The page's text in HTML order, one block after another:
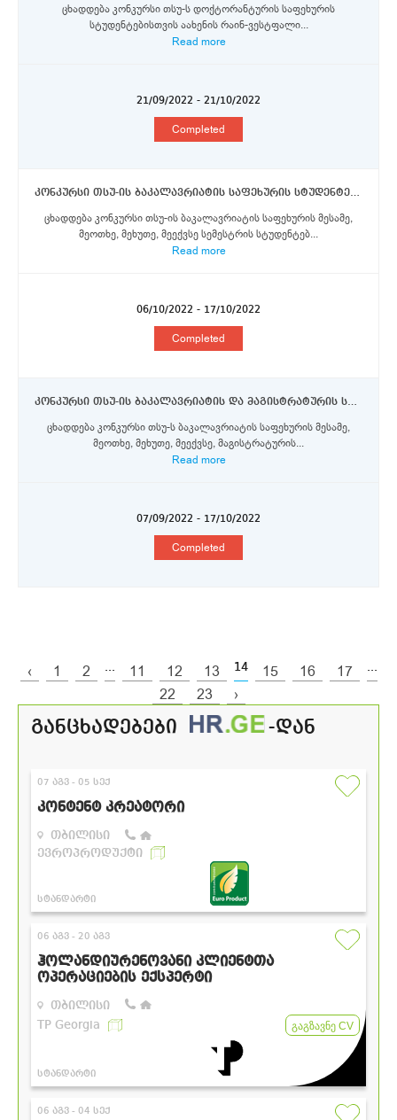
ცხადდება კონკურსი თსუ-ს დოქტორანტურის საფეხურის
სტუდენტებისთვის აახენის რაინ-ვესტფალი...
Read more
21/09/2022 - 21/10/2022
Completed
კონკურსი თსუ-ის ბაკალავრიატის საფეხურის სტუდენტებისთვის ლიმერიკის უნივერსიტეტში ერაზმუს+ პროგრამის სტიპენდიების მოსაპოვებლად
ცხადდება კონკურსი თსუ-ის ბაკალავრიატის საფეხურის მესამე,
მეოთხე, მეხუთე, მეექვსე სემესტრის სტუდენტებ...
Read more
06/10/2022 - 17/10/2022
Completed
კონკურსი თსუ-ის ბაკალავრიატის და მაგისტრატურის საფეხურის სტუდენტებისთვის ვენეციის კა’ფოსკარის უნივერსიტეტში ერაზმუს+ პროგრამის სტიპენდიების მოსაპოვებლად
ცხადდება კონკურსი თსუ-ს ბაკალავრიატის საფეხურის მესამე,
მეოთხე, მეხუთე, მეექვსე, მაგისტრატურის...
Read more
07/09/2022 - 17/10/2022
Completed
‹ 1 2 ... 11 12 13 14 15 16 17 ...
22 23 ›